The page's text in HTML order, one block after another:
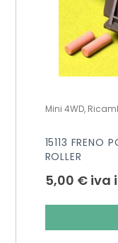
Mini 4WD,
15113 FRENO
ROLLER
5,00 € iva